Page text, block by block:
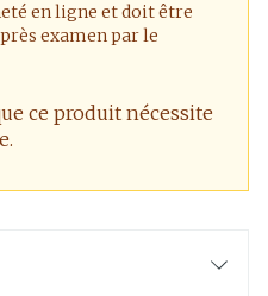
en ligne et doit être
examen par le
ce produit nécessite